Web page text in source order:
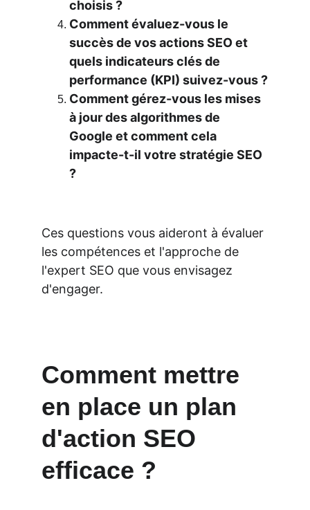
choisis ?
Comment évaluez-vous le
succès de vos actions SEO et
quels indicateurs clés de
performance (KPI) suivez-vous ?
Comment gérez-vous les mises
à jour des algorithmes de
Google et comment cela
impacte-t-il votre stratégie SEO
?
Ces questions vous aideront à évaluer
les compétences et l'approche de
l'expert SEO que vous envisagez
d'engager.
Comment mettre
en place un plan
d'action SEO
efficace ?